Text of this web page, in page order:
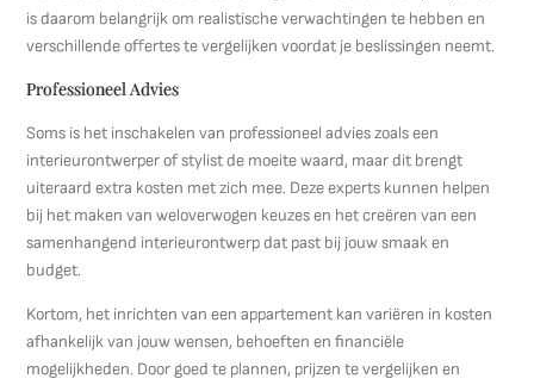
is daarom belangrijk om realistische verwachtingen te hebben en
verschillende offertes te vergelijken voordat je beslissingen neemt.
Professioneel Advies
Soms is het inschakelen van professioneel advies zoals een
interieurontwerper of stylist de moeite waard, maar dit brengt
uiteraard extra kosten met zich mee. Deze experts kunnen helpen
bij het maken van weloverwogen keuzes en het creëren van een
samenhangend interieurontwerp dat past bij jouw smaak en
budget.
Kortom, het inrichten van een appartement kan variëren in kosten
afhankelijk van jouw wensen, behoeften en financiële
mogelijkheden. Door goed te plannen, prijzen te vergelijken en